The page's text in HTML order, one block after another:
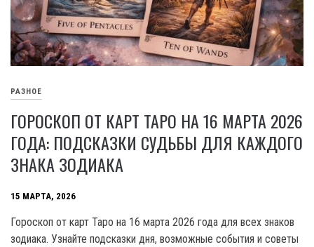
РАЗНОЕ
ГОРОСКОП ОТ КАРТ ТАРО НА 16 МАРТА 2026
ГОДА: ПОДСКАЗКИ СУДЬБЫ ДЛЯ КАЖДОГО
ЗНАКА ЗОДИАКА
15 МАРТА, 2026
Гороскоп от карт Таро на 16 марта 2026 года для всех знаков
зодиака. Узнайте подсказки дня, возможные события и советы